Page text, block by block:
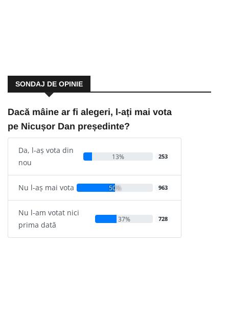
SONDAJ DE OPINIE
Dacă mâine ar fi alegeri, l-ați mai vota
pe Nicușor Dan președinte?
Da, l-aș vota din
nou
13% 253
Nu l-aș mai vota 50% 963
Nu l-am votat nici
prima dată
37% 728